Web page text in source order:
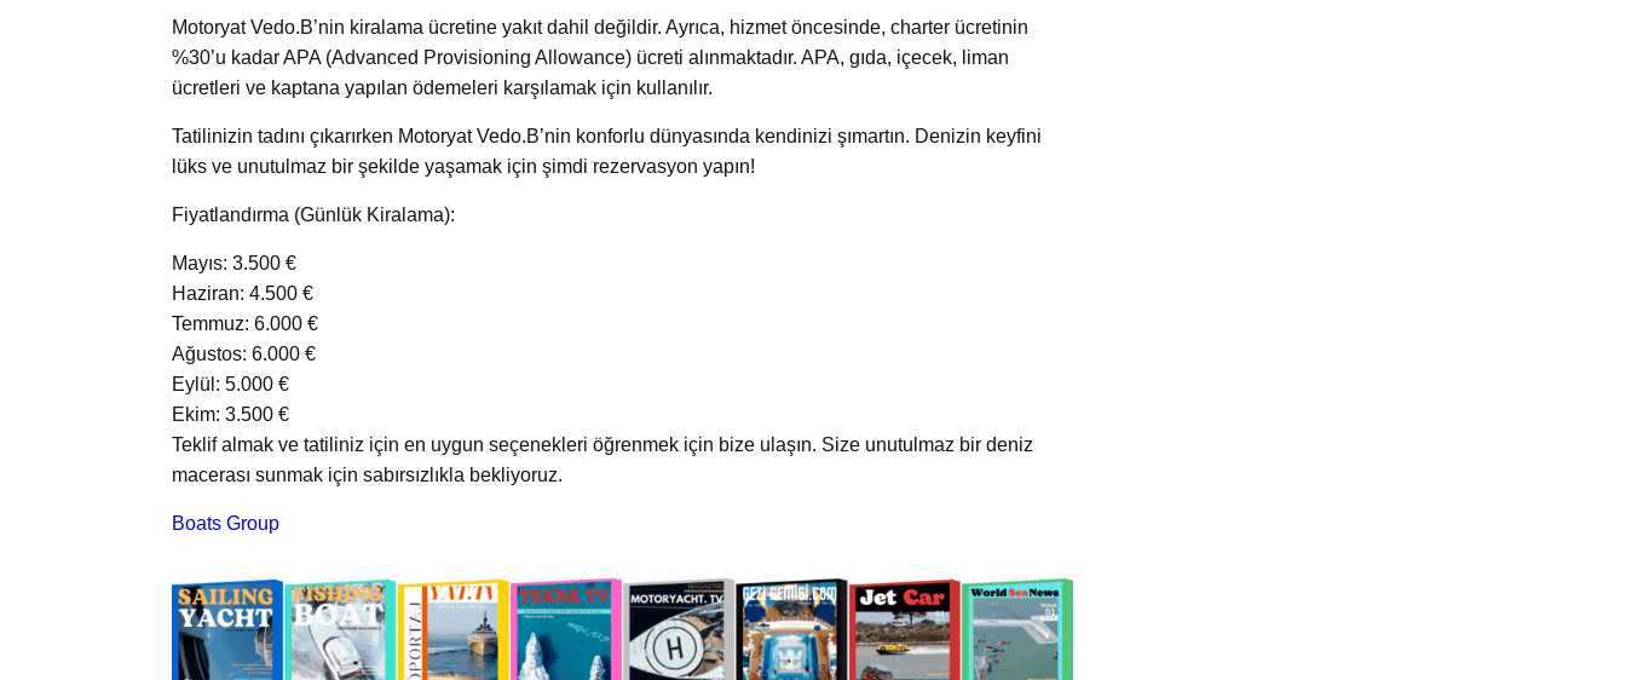
Motoryat Vedo.B’nin kiralama ücretine yakıt dahil değildir. Ayrıca, hizmet öncesinde, charter ücretinin
%30’u kadar APA (Advanced Provisioning Allowance) ücreti alınmaktadır. APA, gıda, içecek, liman
ücretleri ve kaptana yapılan ödemeleri karşılamak için kullanılır.
Tatilinizin tadını çıkarırken Motoryat Vedo.B’nin konforlu dünyasında kendinizi şımartın. Denizin keyfini
lüks ve unutulmaz bir şekilde yaşamak için şimdi rezervasyon yapın!
Fiyatlandırma (Günlük Kiralama):
Mayıs: 3.500 €
Haziran: 4.500 €
Temmuz: 6.000 €
Ağustos: 6.000 €
Eylül: 5.000 €
Ekim: 3.500 €
Teklif almak ve tatiliniz için en uygun seçenekleri öğrenmek için bize ulaşın. Size unutulmaz bir deniz
macerası sunmak için sabırsızlıkla bekliyoruz.
Boats Group